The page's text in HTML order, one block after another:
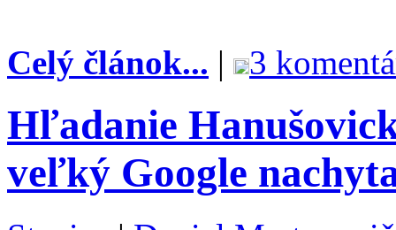
Celý článok... | 3
Hľadanie
veľký Google